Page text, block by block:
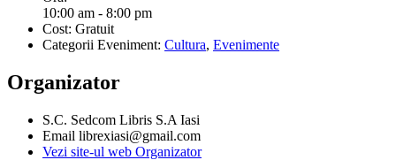
10:00 am - 8:00 pm
Cost: Gratuit
Categorii Eveniment: Cultura, Evenimente
Organizator
S.C. Sedcom Libris S.A Iasi
Email librexiasi@gmail.com
Vezi site-ul web Organizator